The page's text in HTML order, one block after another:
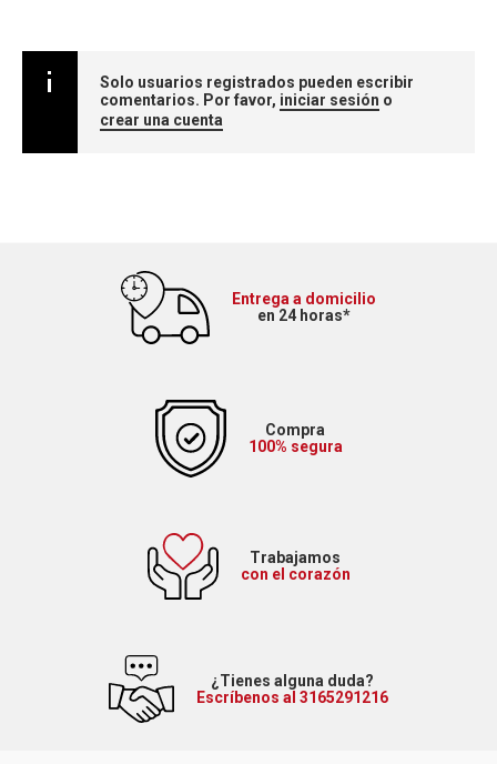
Solo usuarios registrados pueden escribir
comentarios. Por favor, iniciar sesión o
crear una cuenta
Entrega a domicilio
en 24 horas*
Compra
100% segura
Trabajamos
con el corazón
¿Tienes alguna duda?
Escríbenos al 3165291216